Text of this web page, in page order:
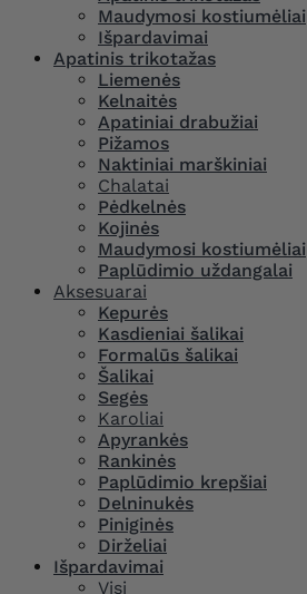
Maudymosi kostiumėliai
Išpardavimai
Apatinis trikotažas
Liemenės
Kelnaitės
Apatiniai drabužiai
Pižamos
Naktiniai marškiniai
Chalatai
Pėdkelnės
Kojinės
Maudymosi kostiumėliai
Paplūdimio uždangalai
Aksesuarai
Kepurės
Kasdieniai šalikai
Formalūs šalikai
Šalikai
Segės
Karoliai
Apyrankės
Rankinės
Paplūdimio krepšiai
Delninukės
Piniginės
Dirželiai
Išpardavimai
Visi